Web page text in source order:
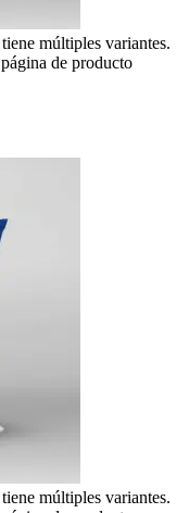
múltiples variantes.
de producto
múltiples variantes.